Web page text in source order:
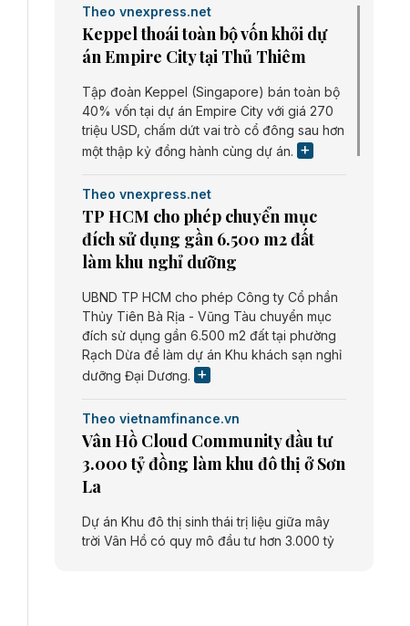
Theo vnexpress.net
Keppel thoái toàn bộ vốn khỏi dự
án Empire City tại Thủ Thiêm
Tập đoàn Keppel (Singapore) bán toàn bộ
40% vốn tại dự án Empire City với giá 270
triệu USD, chấm dứt vai trò cổ đông sau hơn
một thập kỷ đồng hành cùng dự án.
Theo vnexpress.net
TP HCM cho phép chuyển mục
đích sử dụng gần 6.500 m2 đất
làm khu nghỉ dưỡng
UBND TP HCM cho phép Công ty Cổ phần
Thủy Tiên Bà Rịa - Vũng Tàu chuyển mục
đích sử dụng gần 6.500 m2 đất tại phường
Rạch Dừa để làm dự án Khu khách sạn nghỉ
dưỡng Đại Dương.
Theo vietnamfinance.vn
Vân Hồ Cloud Community đầu tư
3.000 tỷ đồng làm khu đô thị ở Sơn
La
Dự án Khu đô thị sinh thái trị liệu giữa mây
trời Vân Hồ có quy mô đầu tư hơn 3.000 tỷ